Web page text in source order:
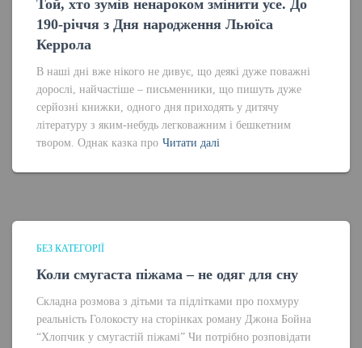
Той, хто зумів ненароком змінити усе. До
190-річчя з Дня народження Льюїса
Керрола
В наші дні вже нікого не дивує, що деякі дуже поважні
дорослі, найчастіше – письменники, що пишуть дуже
серйозні книжки, одного дня приходять у дитячу
літературу з яким-небудь легковажним і бешкетним
твором. Однак казка про Читати далі
БЕЗ КАТЕГОРІЇ
Коли смугаста піжама – не одяг для сну
Складна розмова з дітьми та підлітками про похмуру
реальність Голокосту на сторінках роману Джона Бойна
“Хлопчик у смугастій піжамі” Чи потрібно розповідати